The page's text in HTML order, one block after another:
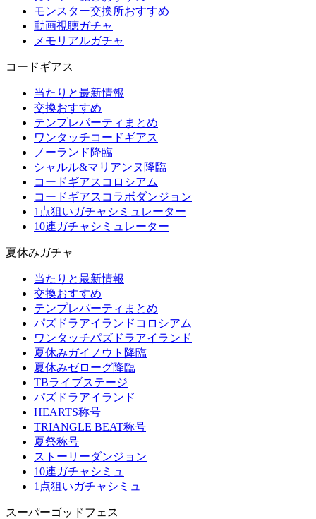
モンスター交換所おすすめ
動画視聴ガチャ
メモリアルガチャ
コードギアス
当たりと最新情報
交換おすすめ
テンプレパーティまとめ
ワンタッチコードギアス
ノーランド降臨
シャルル&マリアンヌ降臨
コードギアスコロシアム
コードギアスコラボダンジョン
1点狙いガチャシミュレーター
10連ガチャシミュレーター
夏休みガチャ
当たりと最新情報
交換おすすめ
テンプレパーティまとめ
パズドラアイランドコロシアム
ワンタッチパズドラアイランド
夏休みガイノウト降臨
夏休みゼローグ降臨
TBライブステージ
パズドラアイランド
HEARTS称号
TRIANGLE BEAT称号
夏祭称号
ストーリーダンジョン
10連ガチャシミュ
1点狙いガチャシミュ
スーパーゴッドフェス